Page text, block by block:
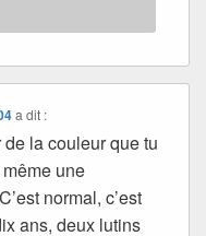
a dit :
la couleur que tu
une
normal, c’est
ans, deux lutins